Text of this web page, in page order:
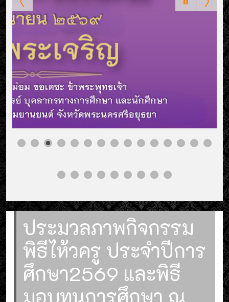
ประมวลภาพกิจกรรม
พิธีไห้วครู ประจำปีการ
ศึกษา2569 และพิธี
มอบทุนการศึกษา ณ